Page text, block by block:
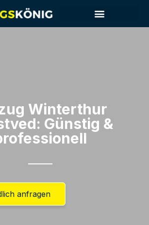
Winterthur​
Günstig &
anfragen